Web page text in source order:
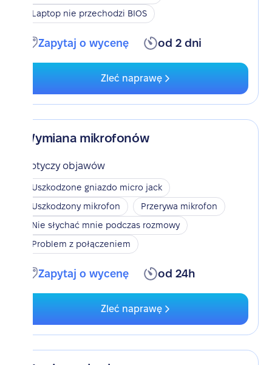
Laptop nie przechodzi BIOS
Zapytaj o wycenę od 2 dni
Zleć naprawę
Wymiana mikrofonów
Dotyczy objawów
Uszkodzone gniazdo micro jack
Uszkodzony mikrofon
Przerywa mikrofon
Nie słychać mnie podczas rozmowy
Problem z połączeniem
Zapytaj o wycenę od 24h
Zleć naprawę